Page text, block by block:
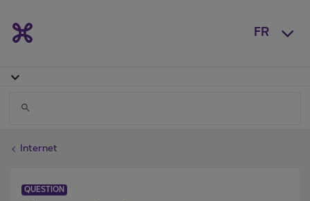
FR
Internet
QUESTION